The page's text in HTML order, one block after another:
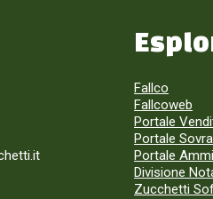
Fallco
Fallcoweb
Portale
Portale
Portale
Divisione
Zucchetti